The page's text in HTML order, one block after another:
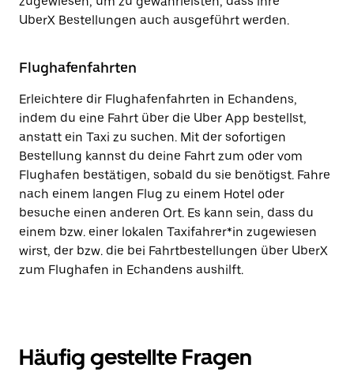
UberX Bestellungen auch ausgeführt werden.
Flughafenfahrten
Erleichtere dir Flughafenfahrten in Echandens,
indem du eine Fahrt über die Uber App bestellst,
anstatt ein Taxi zu suchen. Mit der sofortigen
Bestellung kannst du deine Fahrt zum oder vom
Flughafen bestätigen, sobald du sie benötigst. Fahre
nach einem langen Flug zu einem Hotel oder
besuche einen anderen Ort. Es kann sein, dass du
einem bzw. einer lokalen Taxifahrer*in zugewiesen
wirst, der bzw. die bei Fahrtbestellungen über UberX
zum Flughafen in Echandens aushilft.
Häufig gestellte Fragen